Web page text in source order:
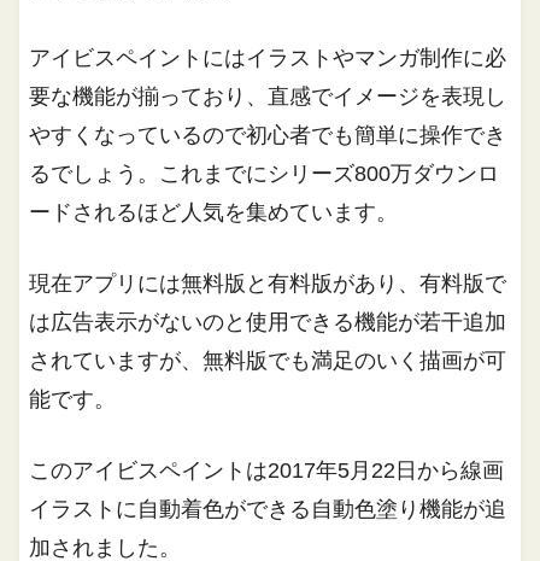
アイビスペイントにはイラストやマンガ制作に必
要な機能が揃っており、直感でイメージを表現し
やすくなっているので初心者でも簡単に操作でき
るでしょう。これまでにシリーズ800万ダウンロ
ードされるほど人気を集めています。
現在アプリには無料版と有料版があり、有料版で
は広告表示がないのと使用できる機能が若干追加
されていますが、無料版でも満足のいく描画が可
能です。
このアイビスペイントは2017年5月22日から線画
イラストに自動着色ができる自動色塗り機能が追
加されました。